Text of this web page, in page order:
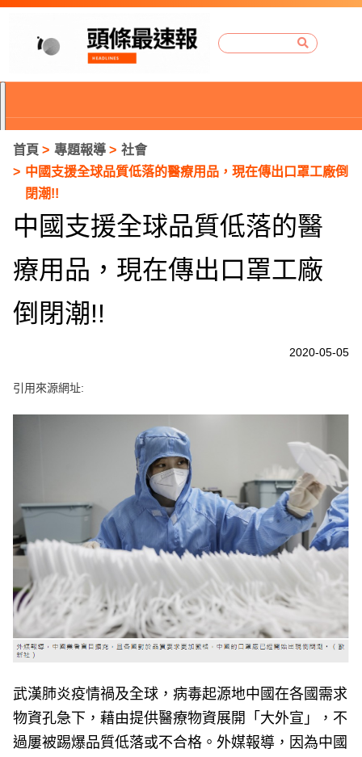
首頁 專題報導
社會
中國支援全球品質低落的醫療用品，現在傳出口罩工廠倒
閉潮!!
中國支援全球品質低落的醫
療用品，現在傳出口罩工廠
倒閉潮!!
2020-05-05
引用來源網址:
武漢肺炎疫情禍及全球，病毒起源地中國在各國需求
物資孔急下，藉由提供醫療物資展開「大外宣」，不
過屢被踢爆品質低落或不合格。外媒報導，因為中國